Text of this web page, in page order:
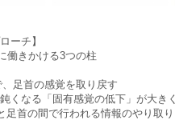
ーチ】
働きかける3つの柱
、足首の感覚を取り戻す
くなる「固有感覚の低下」が大きく
首の間で行われる情報のやり取り